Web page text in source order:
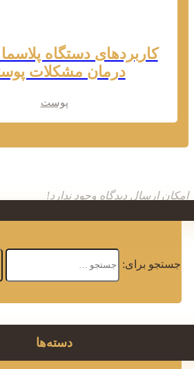
کاربردهای دستگاه
درمان مشکلات
پوست
امکان ارسال دیدگاه وجود ندارد!
جستجو برای:
دسته‌ها